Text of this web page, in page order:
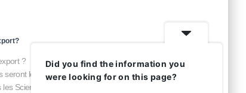
?
seront les nouveaux défis demain
Sciences de la vie et dans le
Did you find the information you
were looking for on this page?